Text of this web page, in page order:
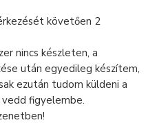
követően 2
nincs készleten, a
után egyedileg készítem,
ezután tudom küldeni a
figyelembe.